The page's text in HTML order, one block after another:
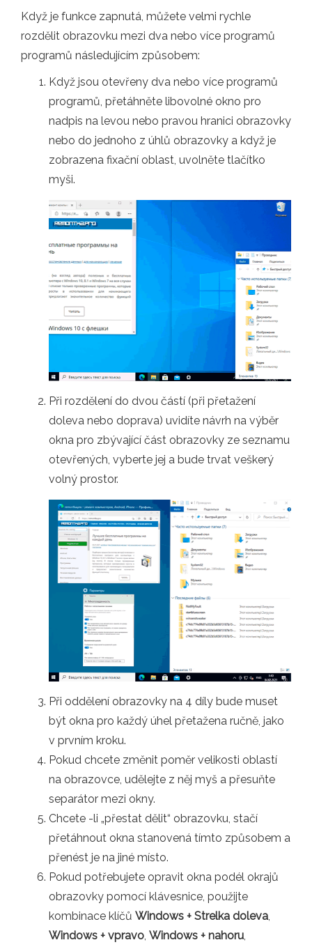
Když je funkce zapnutá, můžete velmi rychle
rozdělit obrazovku mezi dva nebo více programů
programů následujícím způsobem:
Když jsou otevřeny dva nebo více programů
programů, přetáhněte libovolné okno pro
nadpis na levou nebo pravou hranici obrazovky
nebo do jednoho z úhlů obrazovky a když je
zobrazena fixační oblast, uvolněte tlačítko
myši.
Při rozdělení do dvou částí (při přetažení
doleva nebo doprava) uvidíte návrh na výběr
okna pro zbývající část obrazovky ze seznamu
otevřených, vyberte jej a bude trvat veškerý
volný prostor.
Při oddělení obrazovky na 4 díly bude muset
být okna pro každý úhel přetažena ručně, jako
v prvním kroku.
Pokud chcete změnit poměr velikosti oblastí
na obrazovce, udělejte z něj myš a přesuňte
separátor mezi okny.
Chcete -li „přestat dělit“ obrazovku, stačí
přetáhnout okna stanovená tímto způsobem a
přenést je na jiné místo.
Pokud potřebujete opravit okna podél okrajů
obrazovky pomocí klávesnice, použijte
kombinace klíčů Windows + Strelka doleva,
Windows + vpravo, Windows + nahoru,